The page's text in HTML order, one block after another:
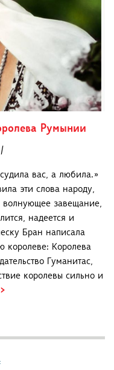
Румынии
вас, а любила.»
эти слова народу,
волнующее завещание,
надеется и
Бран написала
королеве: Королева
Гуманитас,
королевы сильно и